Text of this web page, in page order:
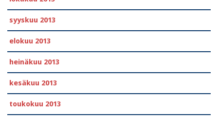
syyskuu 2013
elokuu 2013
heinäkuu 2013
kesäkuu 2013
toukokuu 2013